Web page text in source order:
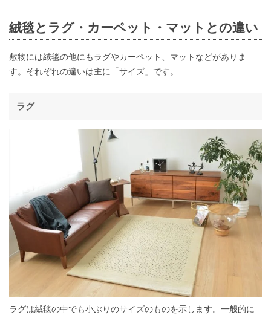
絨毯とラグ・カーペット・マットとの違い
敷物には絨毯の他にもラグやカーペット、マットなどがありま
す。それぞれの違いは主に「サイズ」です。
ラグ
ラグは絨毯の中でも小ぶりのサイズのものを示します。一般的に